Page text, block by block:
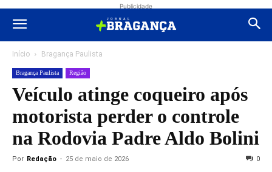
Publicidade
Início Bragança Paulista
Bragança Paulista Região
Veículo atinge coqueiro após
motorista perder o controle
na Rodovia Padre Aldo Bolini
Por Redação - 25 de maio de 2026 0